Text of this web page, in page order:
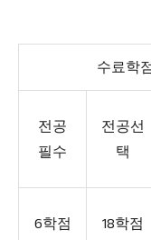
수료학
전공
필수
전공선
택
6학점 18학점